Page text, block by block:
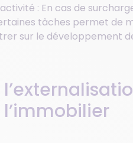
: En cas de
tâches permet de
sur le développement